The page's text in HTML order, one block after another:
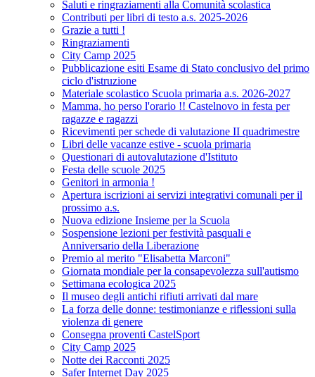
Saluti e ringraziamenti alla Comunità scolastica
Contributi per libri di testo a.s. 2025-2026
Grazie a tutti !
Ringraziamenti
City Camp 2025
Pubblicazione esiti Esame di Stato conclusivo del primo
ciclo d'istruzione
Materiale scolastico Scuola primaria a.s. 2026-2027
Mamma, ho perso l'orario !! Castelnovo in festa per
ragazze e ragazzi
Ricevimenti per schede di valutazione II quadrimestre
Libri delle vacanze estive - scuola primaria
Questionari di autovalutazione d'Istituto
Festa delle scuole 2025
Genitori in armonia !
Apertura iscrizioni ai servizi integrativi comunali per il
prossimo a.s.
Nuova edizione Insieme per la Scuola
Sospensione lezioni per festività pasquali e
Anniversario della Liberazione
Premio al merito "Elisabetta Marconi"
Giornata mondiale per la consapevolezza sull'autismo
Settimana ecologica 2025
Il museo degli antichi rifiuti arrivati dal mare
La forza delle donne: testimonianze e riflessioni sulla
violenza di genere
Consegna proventi CastelSport
City Camp 2025
Notte dei Racconti 2025
Safer Internet Day 2025